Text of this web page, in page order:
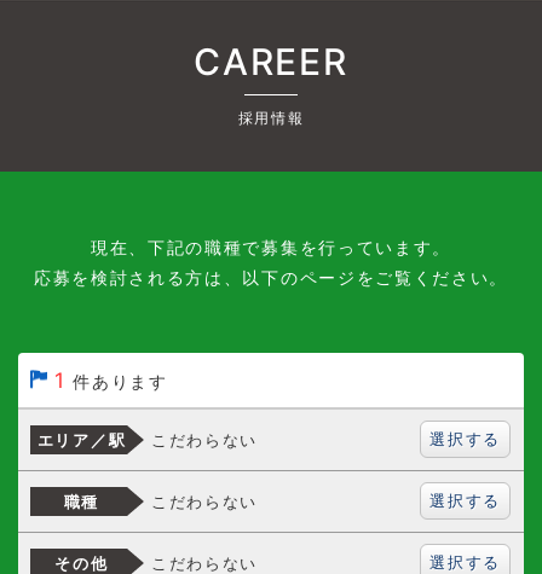
CAREER
採用情報
現在、下記の職種で募集を行っています。
応募を検討される方は、以下のページをご覧ください。
1 件あります
エリア／駅 こだわらない 選択する
職種 こだわらない 選択する
その他 こだわらない 選択する